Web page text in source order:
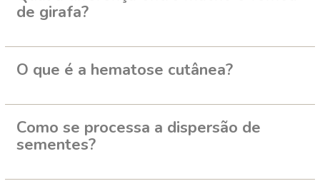
de girafa?
O que é a hematose cutânea?
Como se processa a dispersão de
sementes?